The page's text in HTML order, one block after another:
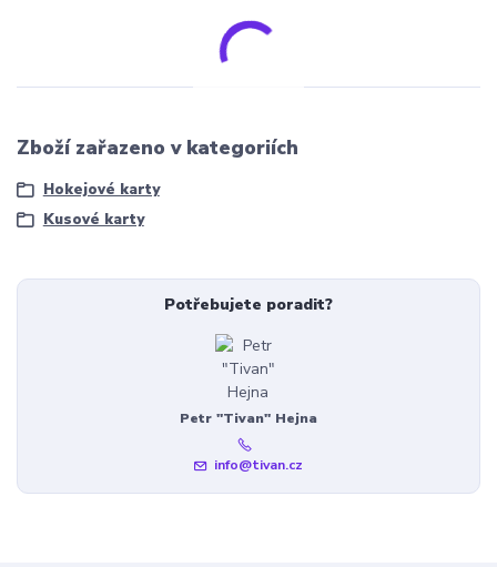
Zboží zařazeno v kategoriích
Hokejové karty
Kusové karty
Potřebujete poradit?
Petr "Tivan" Hejna
info@tivan.cz